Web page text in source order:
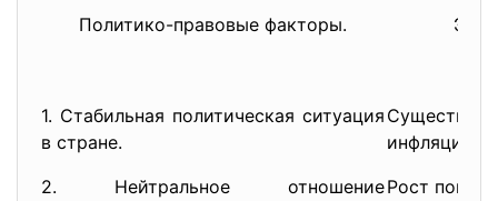
Политико-правовые факторы.
1. Стабильная политическая ситуация
в стране.
2. Нейтральное отношение
инфляции.
Рост